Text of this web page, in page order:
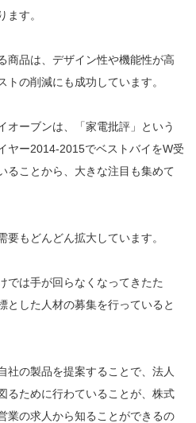
ます。
商品は、デザイン性や機能性が高
トの削減にも成功しています。
オーブンは、「家電批評」という
ヤー2014-2015でベストバイをW受
ることから、大きな注目も集めて
要もどんどん拡大しています。
では手が回らなくなってきたた
とした人材の募集を行っていると
社の製品を提案することで、法人
るために行わていることが、株式
業の求人から知ることができるの